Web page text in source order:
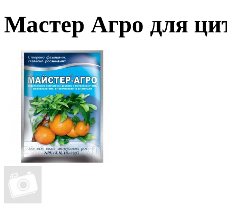
Мастер Агро для